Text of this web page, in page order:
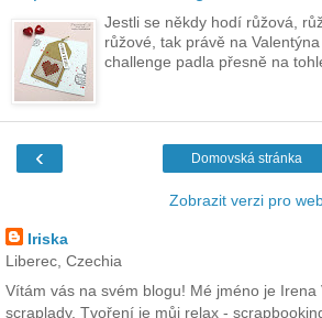
Jestli se někdy hodí růžová,
růžové, tak právě na
challenge padla přesně na
‹ Domovská stránka
Zobrazit verzi pro
Iriska
Liberec, Czechia
Vítám vás na svém blogu! Mé jméno je Irena
scraplady. Tvoření je můj relax -